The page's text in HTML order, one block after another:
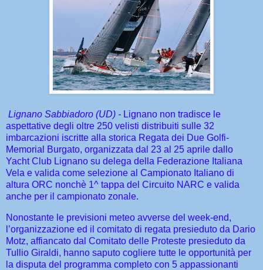
Lignano Sabbiadoro (UD) - Lignano non tradisce le
aspettative degli oltre 250 velisti distribuiti sulle 32
imbarcazioni iscritte alla storica Regata dei Due Golfi-
Memorial Burgato, organizzata dal 23 al 25 aprile dallo
Yacht Club Lignano su delega della Federazione Italiana
Vela e valida come selezione al Campionato Italiano di
altura ORC nonchè 1^ tappa del Circuito NARC e valida
anche per il campionato zonale.
Nonostante le previsioni meteo avverse del week-end,
l’organizzazione ed il comitato di regata presieduto da Dario
Motz, affiancato dal Comitato delle Proteste presieduto da
Tullio Giraldi, hanno saputo cogliere tutte le opportunità per
la disputa del programma completo con 5 appassionanti